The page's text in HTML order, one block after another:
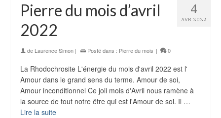
4
AVR 2022
Pierre du mois d’avril
2022
de Laurence Simon | Posté dans : Pierre du mois | 0
La Rhodochrosite L'énergie du mois d'avril 2022 est l'
Amour dans le grand sens du terme. Amour de soi,
Amour inconditionnel Ce joli mois d'Avril nous ramène à
la source de tout notre être qui est l'Amour de soi. Il …
Lire la suite